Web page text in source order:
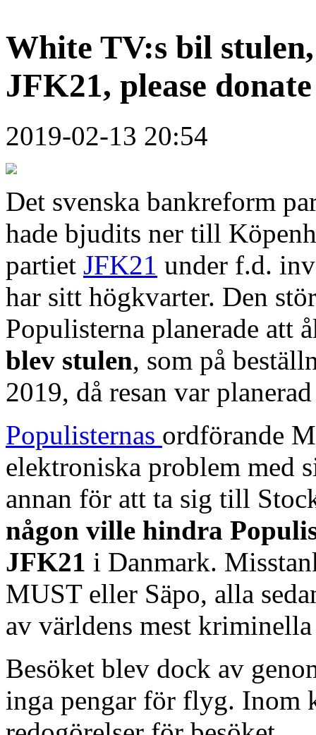
White TV:s bil
JFK21, please
2019-02-13 20:54
Det svenska bankreform
hade bjudits ner till
partiet JFK21 under f.d.
har sitt högkvarter. Den
Populisterna planerade att
blev stulen, som på
2019, då resan var
Populisternas ordförande
elektroniska problem med
annan för att ta sig till
någon ville hindra
JFK21 i Danmark.
MUST eller Säpo, alla
av världens mest
Besöket blev dock av
inga pengar för flyg. Inom